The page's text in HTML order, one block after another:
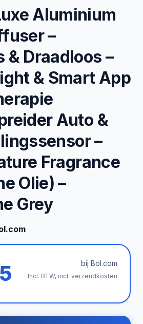
Aluminium
–
& Draadloos –
& Smart App
Auto &
–
Fragrance
Olie) –
Grey
bij Bol.com
Incl. BTW, incl. verzendkosten